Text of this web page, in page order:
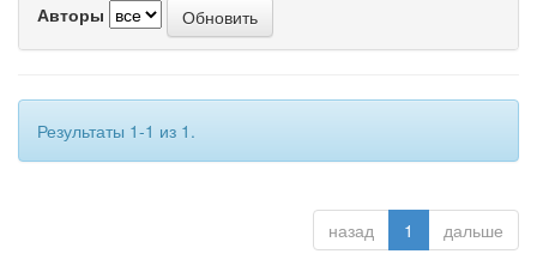
Авторы
Результаты 1-1 из 1.
назад 1 дальше